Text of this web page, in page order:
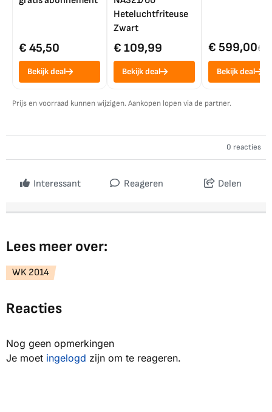
€ 45,50
Bekijk deal
Heteluchtfriteuse
Zwart
€ 109,99
Bekijk deal
€ 599,00€
Bekijk deal
Prijs en voorraad kunnen wijzigen. Aankopen lopen via de partner.
0 reacties
Interessant Reageren Delen
Lees meer over:
WK 2014
Reacties
Nog geen opmerkingen
Je moet ingelogd zijn om te reageren.